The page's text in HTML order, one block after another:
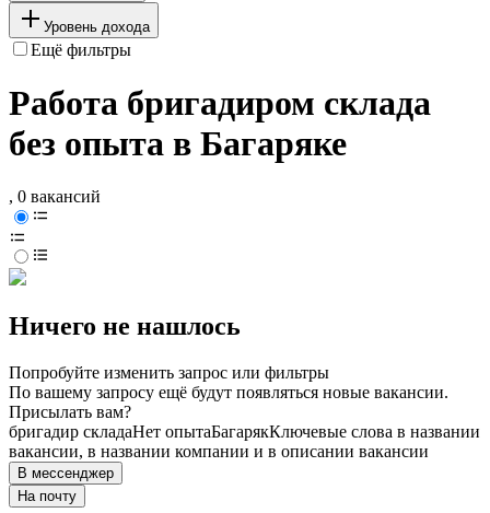
Уровень дохода
Ещё фильтры
Работа бригадиром склада
без опыта в Багаряке
, 0 вакансий
Ничего не нашлось
Попробуйте изменить запрос или фильтры
По вашему запросу ещё будут появляться новые вакансии.
Присылать вам?
бригадир складаНет опытаБагарякКлючевые слова в названии
вакансии, в названии компании и в описании вакансии
В мессенджер
На почту